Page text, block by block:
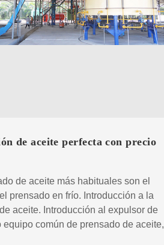
de aceite perfecta con precio
de aceite más habituales son el
prensado en frío. Introducción a la
aceite. Introducción al expulsor de
común de prensado de aceite,